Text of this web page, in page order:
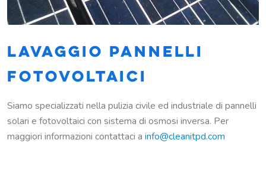
LAVAGGIO PANNELLI
FOTOVOLTAICI
Siamo specializzati nella pulizia civile ed industriale di pannelli
solari e fotovoltaici con sistema di osmosi inversa. Per
maggiori informazioni contattaci a info@cleanitpd.com